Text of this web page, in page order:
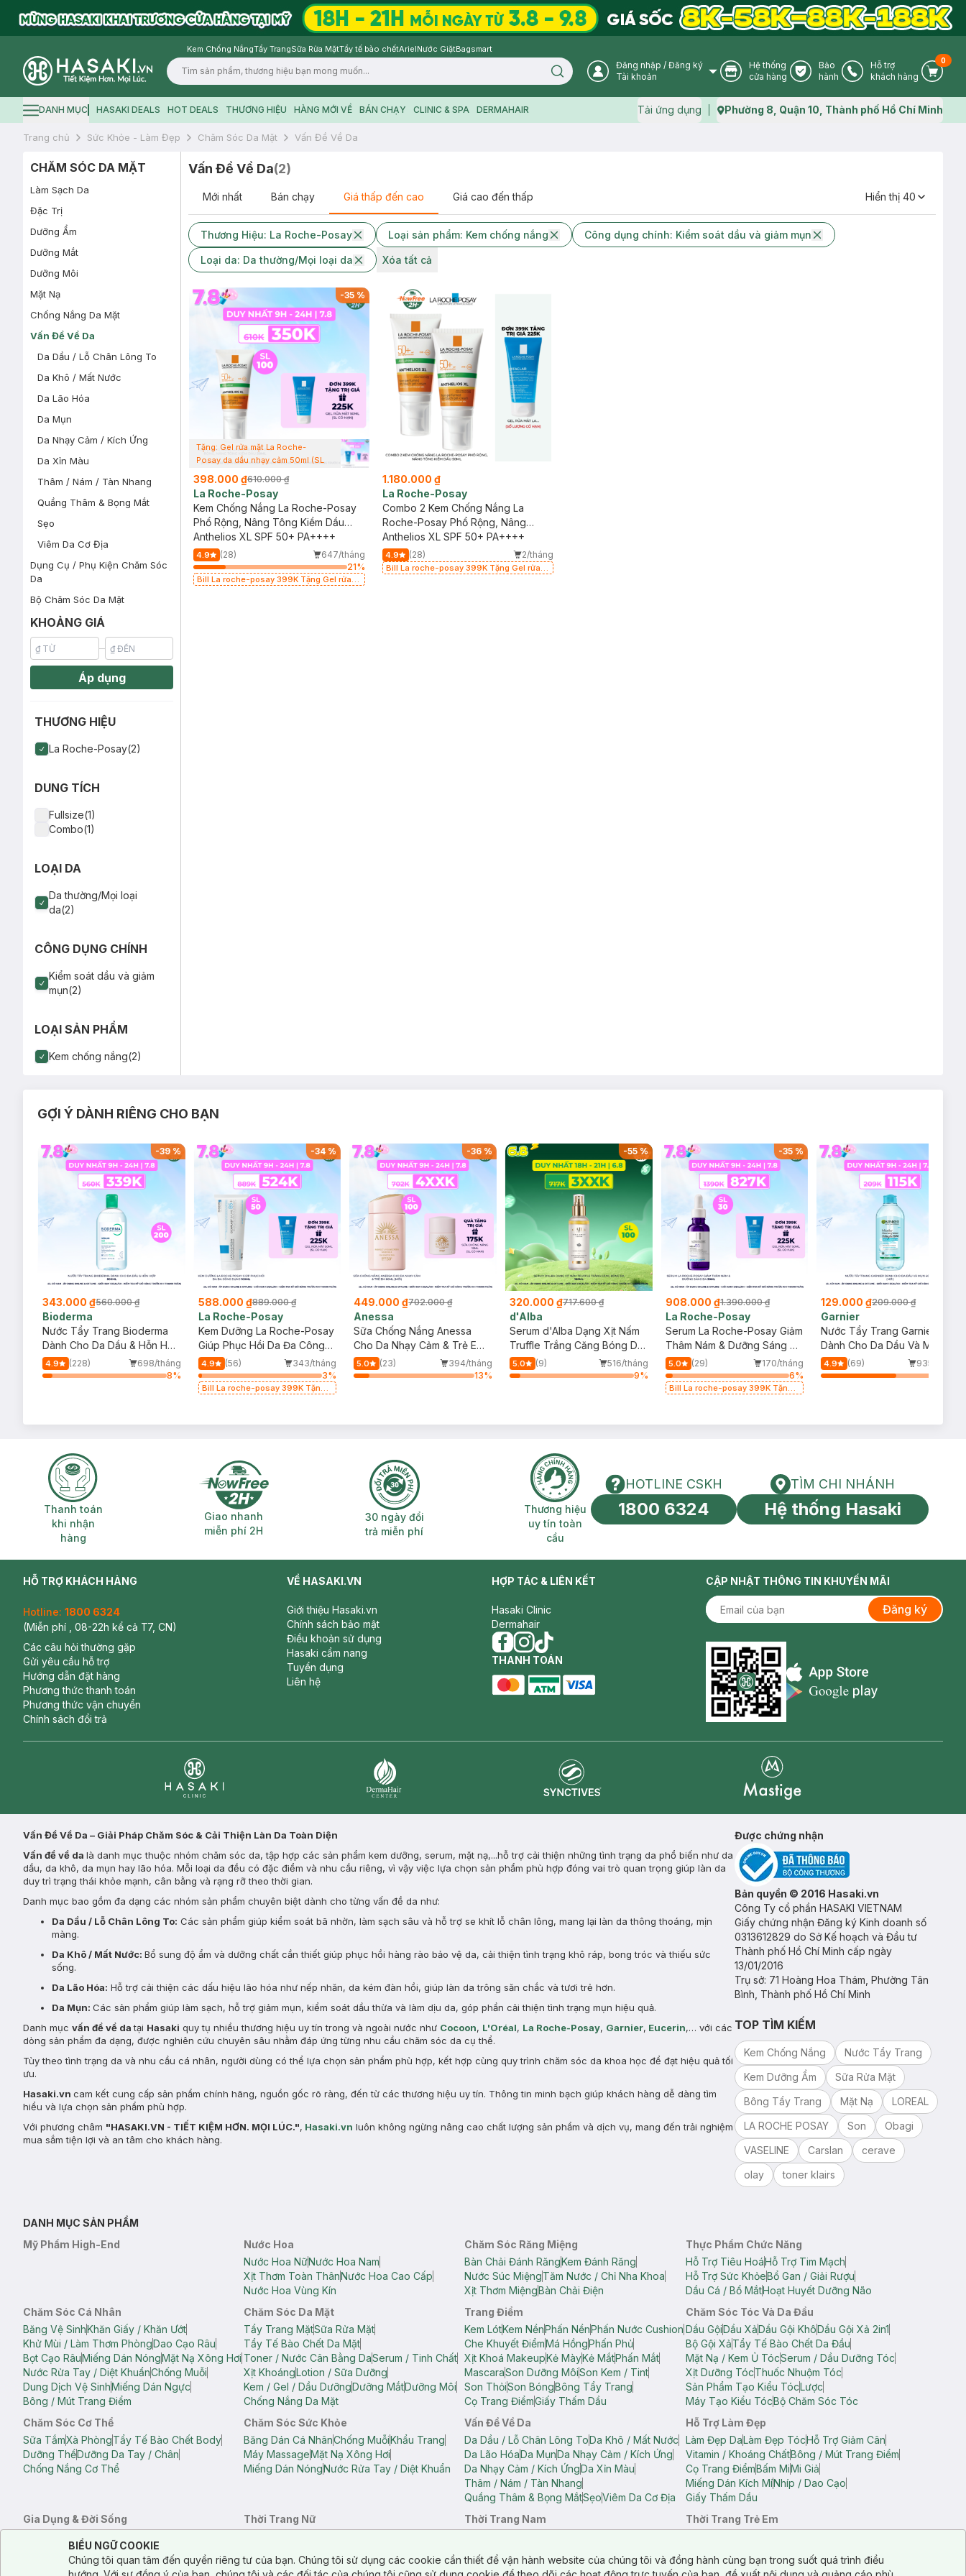
Kem Chống NắngTẩy TrangSữa Rửa MặtTẩy tế bào chếtArielNước GiặtBagsmart
Logo
Search icon User Icon
Đăng nhập / Đăng ký
Tài khoản
Store Icon
Hệ thống
cửa hàng
Warranty Icon
Bảo
hành
Phone Icon
Hỗ trợ
khách hàng
Cart
0
Hamburger icon
DANH MỤC HASAKI DEALS HOT DEALS THƯƠNG HIỆU HÀNG MỚI VỀ BÁN CHẠY CLINIC & SPA DERMAHAIR Tải ứng dụng Map icon
Phường 8, Quận 10, Thành phố Hồ Chí Minh
Trang chủ Sức Khỏe - Làm Đẹp Chăm Sóc Da Mặt Vấn Đề Về Da
CHĂM SÓC DA MẶT
Làm Sạch Da
Đặc Trị
Dưỡng Ẩm
Dưỡng Mắt
Dưỡng Môi
Mặt Nạ
Chống Nắng Da Mặt
Vấn Đề Về Da
Da Dầu / Lỗ Chân Lông To
Da Khô / Mất Nước
Da Lão Hóa
Da Mụn
Da Nhạy Cảm / Kích Ứng
Da Xỉn Màu
Thâm / Nám / Tàn Nhang
Quầng Thâm & Bọng Mắt
Sẹo
Viêm Da Cơ Địa
Dụng Cụ / Phụ Kiện Chăm Sóc
Da
Bộ Chăm Sóc Da Mặt
KHOẢNG GIÁ
Áp dụng
THƯƠNG HIỆU
La Roche-Posay(2)
DUNG TÍCH
Fullsize(1)
Combo(1)
LOẠI DA
Da thường/Mọi loại
da(2)
CÔNG DỤNG CHÍNH
Kiểm soát dầu và giảm
mụn(2)
LOẠI SẢN PHẨM
Kem chống nắng(2)
Vấn Đề Về Da(2)
Mới nhất Bán chạy Giá thấp đến cao Giá cao đến thấp Hiển thị 40
Thương Hiệu: La Roche-Posay Loại sản phẩm: Kem chống nắng Công dụng chính: Kiểm soát dầu và giảm mụn
Loại da: Da thường/Mọi loại da Xóa tất cả
-35%
Tặng: Gel rửa mặt La Roche-
Posay da dầu nhạy cảm 50ml (SL
398.000 ₫610.000 ₫
La Roche-Posay
Kem Chống Nắng La Roche-Posay
Phổ Rộng, Nâng Tông Kiềm Dầu
50ml
Anthelios XL SPF 50+ PA++++
4.9 (28)
647/tháng
21%
Bill La roche-posay 399K Tặng Gel rửa
1.180.000 ₫
La Roche-Posay
Combo 2 Kem Chống Nắng La
Roche-Posay Phổ Rộng, Nâng
Tông Kiềm Dầu 50ml
Anthelios XL SPF 50+ PA++++
4.9 (28) 2/tháng
Bill La roche-posay 399K Tặng Gel rửa
GỢI Ý DÀNH RIÊNG CHO BẠN
-39%
343.000 ₫560.000 ₫
Bioderma
Nước Tẩy Trang Bioderma
Dành Cho Da Dầu & Hỗn Hợp
500ml
4.9 (228)
698/tháng
8%
-34 %
588.000 ₫889.000 ₫
La Roche-Posay
Kem Dưỡng La Roche-Posay
Giúp Phục Hồi Da Đa Công
Dụng 100ml
4.9 (56)
343/tháng
3%
Bill La roche-posay 399K Tặng
-36%
449.000 ₫702.000 ₫
Anessa
Sữa Chống Nắng Anessa
Cho Da Nhạy Cảm & Trẻ Em
60ml (Mới)
5.0 (23)
394/tháng
13%
-55%
320.000 ₫717.600 ₫
d'Alba
Serum d'Alba Dạng Xịt Nấm
Truffle Trắng Căng Bóng Da
100ml
5.0 (9)
516/tháng
9%
-35%
908.000 ₫1.390.000 ₫
La Roche-Posay
Serum La Roche-Posay Giảm
Thâm Nám & Dưỡng Sáng Da
30ml
5.0 (29)
170/tháng
6%
Bill La roche-posay 399K Tặng
129.000 ₫209.000 ₫
Garnier
Nước Tẩy Trang Garnier
Dành Cho Da Dầu Và Mụn
400ml (Mới)
4.9 (69)
935/tháng
Thanh toán khi nhận hàng
Thanh toán
khi nhận
hàng
Giao nhanh miễn phí 2H
Giao nhanh
miễn phí 2H
30 ngày đổi trả miễn phí
30 ngày đổi
trả miễn phí
Thương hiệu uy tín toàn cầu
Thương hiệu
uy tín toàn
cầu
HOTLINE CSKH
HOTLINE CSKH
1800 6324
Tìm chi nhánh
TÌM CHI NHÁNH
Hệ thống Hasaki
HỖ TRỢ KHÁCH HÀNG
Hotline: 1800 6324
(Miễn phí , 08-22h kể cả T7, CN)
Các câu hỏi thường gặp
Gửi yêu cầu hỗ trợ
Hướng dẫn đặt hàng
Phương thức thanh toán
Phương thức vận chuyển
Chính sách đổi trả
VỀ HASAKI.VN
Giới thiệu Hasaki.vn
Chính sách bảo mật
Điều khoản sử dụng
Hasaki cẩm nang
Tuyển dụng
Liên hệ
HỢP TÁC & LIÊN KẾT
Hasaki Clinic
Dermahair
facebook
instagram
tiktok
THANH TOÁN
CẬP NHẬT THÔNG TIN KHUYẾN MÃI
Đăng ký
Appstore icon
Vấn Đề Về Da – Giải Pháp Chăm Sóc & Cải Thiện Làn Da Toàn Diện
Vấn đề về da là danh mục thuộc nhóm chăm sóc da, tập hợp các sản phẩm kem dưỡng, serum, mặt nạ,...hỗ trợ cải thiện những tình trạng da phổ biến như da
dầu, da khô, da mụn hay lão hóa. Mỗi loại da đều có đặc điểm và nhu cầu riêng, vì vậy việc lựa chọn sản phẩm phù hợp đóng vai trò quan trọng giúp làn da
duy trì trạng thái khỏe mạnh, cân bằng và rạng rỡ theo thời gian.
Danh mục bao gồm đa dạng các nhóm sản phẩm chuyên biệt dành cho từng vấn đề da như:
Da Dầu / Lỗ Chân Lông To: Các sản phẩm giúp kiểm soát bã nhờn, làm sạch sâu và hỗ trợ se khít lỗ chân lông, mang lại làn da thông thoáng, mịn
màng.
Da Khô / Mất Nước: Bổ sung độ ẩm và dưỡng chất cần thiết giúp phục hồi hàng rào bảo vệ da, cải thiện tình trạng khô ráp, bong tróc và thiếu sức
sống.
Da Lão Hóa: Hỗ trợ cải thiện các dấu hiệu lão hóa như nếp nhăn, da kém đàn hồi, giúp làn da trông săn chắc và tươi trẻ hơn.
Da Mụn: Các sản phẩm giúp làm sạch, hỗ trợ giảm mụn, kiểm soát dầu thừa và làm dịu da, góp phần cải thiện tình trạng mụn hiệu quả.
Danh mục vấn đề về datại Hasaki quy tụ nhiều thương hiệu uy tín trong và ngoài nước như Cocoon, L'Oréal, La Roche-Posay, Garnier, Eucerin,… với các
dòng sản phẩm đa dạng, được nghiên cứu chuyên sâu nhằm đáp ứng từng nhu cầu chăm sóc da cụ thể.
Tùy theo tình trạng da và nhu cầu cá nhân, người dùng có thể lựa chọn sản phẩm phù hợp, kết hợp cùng quy trình chăm sóc da khoa học để đạt hiệu quả tối
ưu.
Hasaki.vn cam kết cung cấp sản phẩm chính hãng, nguồn gốc rõ ràng, đến từ các thương hiệu uy tín. Thông tin minh bạch giúp khách hàng dễ dàng tìm
hiểu và lựa chọn sản phẩm phù hợp.
Với phương châm "HASAKI.VN - TIẾT KIỆM HƠN. MỌI LÚC.", Hasaki.vn luôn không ngừng nâng cao chất lượng sản phẩm và dịch vụ, mang đến trải nghiệm
mua sắm tiện lợi và an tâm cho khách hàng.
Được chứng nhận
Bản quyền © 2016 Hasaki.vn
Công Ty cổ phần HASAKI VIETNAM
Giấy chứng nhận Đăng ký Kinh doanh số
0313612829 do Sở Kế hoạch và Đầu tư
Thành phố Hồ Chí Minh cấp ngày
13/01/2016
Trụ sở: 71 Hoàng Hoa Thám, Phường Tân
Bình, Thành phố Hồ Chí Minh
TOP TÌM KIẾM
Kem Chống Nắng
Nước Tẩy Trang
Kem Dưỡng Ẩm
Sữa Rửa Mặt
Bông Tẩy Trang
Mặt Nạ
LOREAL
LA ROCHE POSAY
Son
Obagi
VASELINE
Carslan
cerave
olay
toner klairs
DANH MỤC SẢN PHẨM
Mỹ Phẩm High-End
Nước Hoa
Nước Hoa NữNước Hoa Nam
Xịt Thơm Toàn ThânNước Hoa Cao Cấp
Nước Hoa Vùng Kín
Chăm Sóc Răng Miệng
Bàn Chải Đánh RăngKem Đánh Răng
Nước Súc MiệngTăm Nước / Chỉ Nha Khoa
Xịt Thơm MiệngBàn Chải Điện
Thực Phẩm Chức Năng
Hỗ Trợ Tiêu HoáHỗ Trợ Tim Mạch
Hỗ Trợ Sức KhỏeBổ Gan / Giải Rượu
Dầu Cá / Bổ MắtHoạt Huyết Dưỡng Não
Chăm Sóc Cá Nhân
Băng Vệ SinhKhăn Giấy / Khăn Ướt
Khử Mùi / Làm Thơm PhòngDao Cạo Râu
Bọt Cạo RâuMiếng Dán NóngMặt Nạ Xông Hơi
Nước Rửa Tay / Diệt KhuẩnChống Muỗi
Dung Dịch Vệ SinhMiếng Dán Ngực
Bông / Mút Trang Điểm
Chăm Sóc Da Mặt
Tẩy Trang MặtSữa Rửa Mặt
Tẩy Tế Bào Chết Da Mặt
Toner / Nước Cân Bằng DaSerum / Tinh Chất
Xịt KhoángLotion / Sữa Dưỡng
Kem / Gel / Dầu DưỡngDưỡng MắtDưỡng Môi
Chống Nắng Da Mặt
Trang Điểm
Kem LótKem NềnPhấn NềnPhấn Nước Cushion
Che Khuyết ĐiểmMá HồngPhấn Phủ
Xịt Khoá MakeupKẻ MàyKẻ MắtPhấn Mắt
MascaraSon Dưỡng MôiSon Kem / Tint
Son ThỏiSon BóngBông Tẩy Trang
Cọ Trang ĐiểmGiấy Thấm Dầu
Chăm Sóc Tóc Và Da Đầu
Dầu GộiDầu XảDầu Gội KhôDầu Gội Xả 2in1
Bộ Gội XảTẩy Tế Bào Chết Da Đầu
Mặt Nạ / Kem Ủ TócSerum / Dầu Dưỡng Tóc
Xịt Dưỡng TócThuốc Nhuộm Tóc
Sản Phẩm Tạo Kiểu TócLược
Máy Tạo Kiểu TócBộ Chăm Sóc Tóc
Chăm Sóc Cơ Thể
Sữa TắmXà PhòngTẩy Tế Bào Chết Body
Dưỡng ThểDưỡng Da Tay / Chân
Chống Nắng Cơ Thể
Chăm Sóc Sức Khỏe
Băng Dán Cá NhânChống MuỗiKhẩu Trang
Máy MassageMặt Nạ Xông Hơi
Miếng Dán NóngNước Rửa Tay / Diệt Khuẩn
Vấn Đề Về Da
Da Dầu / Lỗ Chân Lông ToDa Khô / Mất Nước
Da Lão HóaDa MụnDa Nhạy Cảm / Kích Ứng
Da Nhạy Cảm / Kích ỨngDa Xỉn Màu
Thâm / Nám / Tàn Nhang
Quầng Thâm & Bọng MắtSẹoViêm Da Cơ Địa
Hỗ Trợ Làm Đẹp
Làm Đẹp DaLàm Đẹp TócHỗ Trợ Giảm Cân
Vitamin / Khoáng ChấtBông / Mút Trang Điểm
Cọ Trang ĐiểmBấm MiMi Giả
Miếng Dán Kích MíNhíp / Dao Cạo
Giấy Thấm Dầu
Gia Dụng & Đời Sống
Bông Tắm / Phụ Kiện Tắm
Phụ Kiện Điện Thoại Quạt Cầm Tay / Quạt Mini
Khử Mùi / Làm Thơm PhòngNước GiặtNước Xả
Thời Trang Nữ
Quần Lót NữQuần Short Nữ
Thời Trang Nam
Thời Trang Trẻ Em
Cookie Consent
Notice about cookies usage
BIỂU NGỮ COOKIE
Chúng tôi quan tâm đến quyền riêng tư của bạn. Chúng tôi sử dụng các cookie cần thiết để vận hành website của chúng tôi và đồng hành cùng bạn trong suốt quá trình điều